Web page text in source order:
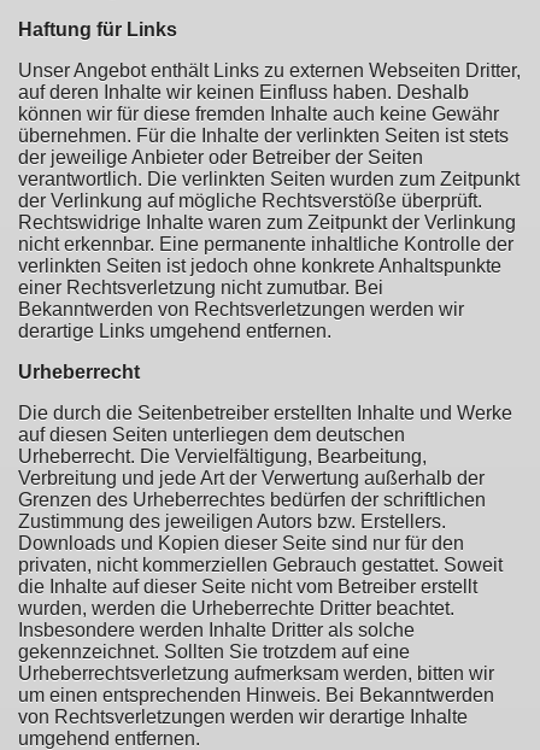
Haftung für Links
Unser Angebot enthält Links zu externen Webseiten Dritter,
auf deren Inhalte wir keinen Einfluss haben. Deshalb
können wir für diese fremden Inhalte auch keine Gewähr
übernehmen. Für die Inhalte der verlinkten Seiten ist stets
der jeweilige Anbieter oder Betreiber der Seiten
verantwortlich. Die verlinkten Seiten wurden zum Zeitpunkt
der Verlinkung auf mögliche Rechtsverstöße überprüft.
Rechtswidrige Inhalte waren zum Zeitpunkt der Verlinkung
nicht erkennbar. Eine permanente inhaltliche Kontrolle der
verlinkten Seiten ist jedoch ohne konkrete Anhaltspunkte
einer Rechtsverletzung nicht zumutbar. Bei
Bekanntwerden von Rechtsverletzungen werden wir
derartige Links umgehend entfernen.
Urheberrecht
Die durch die Seitenbetreiber erstellten Inhalte und Werke
auf diesen Seiten unterliegen dem deutschen
Urheberrecht. Die Vervielfältigung, Bearbeitung,
Verbreitung und jede Art der Verwertung außerhalb der
Grenzen des Urheberrechtes bedürfen der schriftlichen
Zustimmung des jeweiligen Autors bzw. Erstellers.
Downloads und Kopien dieser Seite sind nur für den
privaten, nicht kommerziellen Gebrauch gestattet. Soweit
die Inhalte auf dieser Seite nicht vom Betreiber erstellt
wurden, werden die Urheberrechte Dritter beachtet.
Insbesondere werden Inhalte Dritter als solche
gekennzeichnet. Sollten Sie trotzdem auf eine
Urheberrechtsverletzung aufmerksam werden, bitten wir
um einen entsprechenden Hinweis. Bei Bekanntwerden
von Rechtsverletzungen werden wir derartige Inhalte
umgehend entfernen.